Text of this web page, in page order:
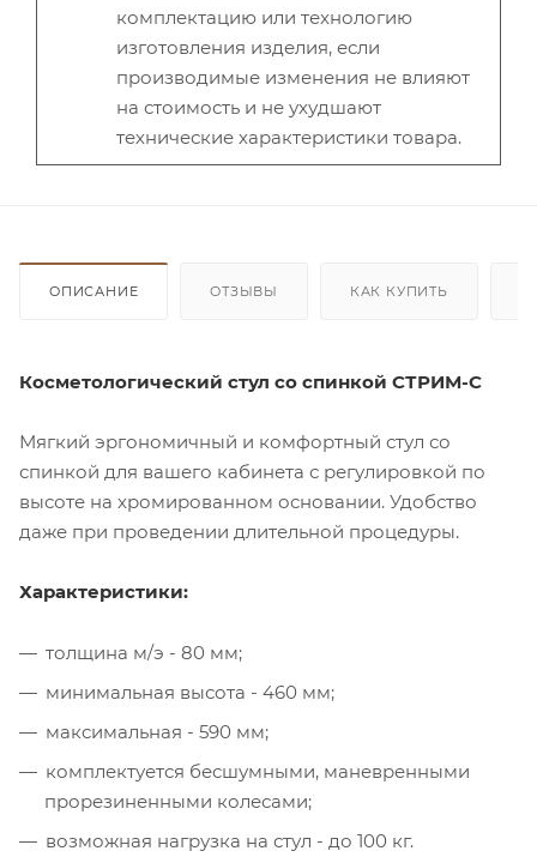
комплектацию или технологию
изготовления изделия, если
производимые изменения не влияют
на стоимость и не ухудшают
технические характеристики товара.
ОПИСАНИЕ ОТЗЫВЫ КАК КУПИТЬ
Косметологический стул со спинкой СТРИМ-С
Мягкий эргономичный и комфортный стул со
спинкой для вашего кабинета с регулировкой по
высоте на хромированном основании. Удобство
даже при проведении длительной процедуры.
Характеристики:
толщина м/э - 80 мм;
минимальная высота - 460 мм;
максимальная - 590 мм;
комплектуется бесшумными, маневренными
прорезиненными колесами;
возможная нагрузка на стул - до 100 кг.